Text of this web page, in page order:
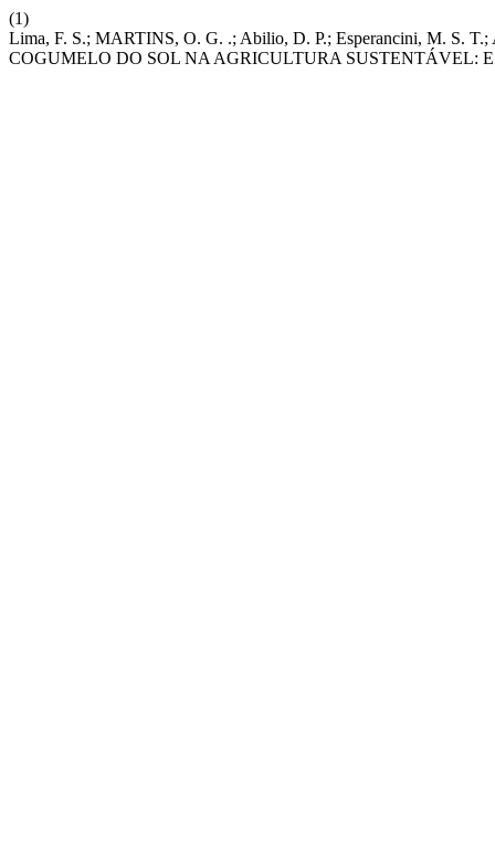
(1)
Lima, F. S.; MARTINS, O. G. .; Abilio, D. P.; Esperancini, M. S.
COGUMELO DO SOL NA AGRICULTURA SUSTENTÁVEL: